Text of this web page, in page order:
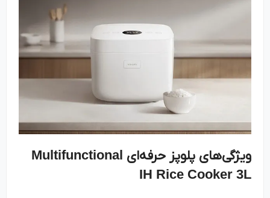
ویژگی‌های پلوپزحرفه‌ای Multifunctional
IH Rice Cooker 3L